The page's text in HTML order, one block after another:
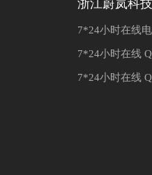
浙江蔚岚科
7*24小时在线
7*24小时在线
7*24小时在线